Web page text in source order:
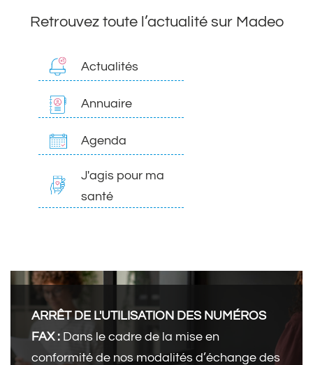
Retrouvez toute l’actualité sur Madeo
Actualités
Annuaire
Agenda
J'agis pour ma
santé
ARRÊT DE L'UTILISATION DES NUMÉROS
FAX : Dans le cadre de la mise en
conformité de nos modalités d’échange des